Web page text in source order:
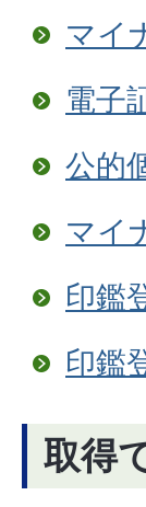
マイ
電子
公的
マイ
印鑑
印鑑
取得